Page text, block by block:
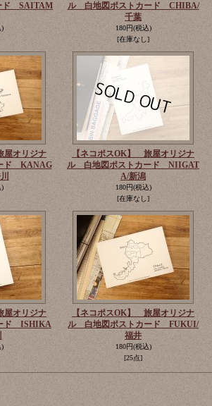
ド SAITAM
)
ル 白地図ポストカード CHIBA/
千葉
180円(税込)
[在庫なし]
屋オリジナ
ド KANAG
)
【ネコポスOK】 旅屋オリジナ
ル 白地図ポストカード NIIGAT
A/新潟
180円(税込)
[在庫なし]
屋オリジナ
ド ISHIKA
)
【ネコポスOK】 旅屋オリジナ
ル 白地図ポストカード FUKUI/
福井
180円(税込)
[25点]